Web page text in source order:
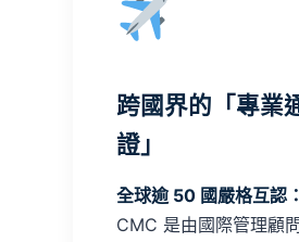
跨國界的「專業
證」
全球逾 50 國嚴格互認：
CMC 是由國際管理顧